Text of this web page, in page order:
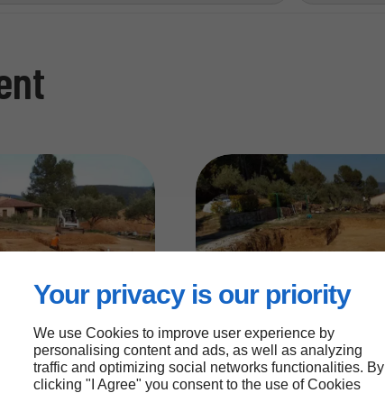
Your privacy is our priority
We use Cookies to improve user experience by
personalising content and ads, as well as analyzing
traffic and optimizing social networks functionalities. By
clicking "I Agree" you consent to the use of Cookies